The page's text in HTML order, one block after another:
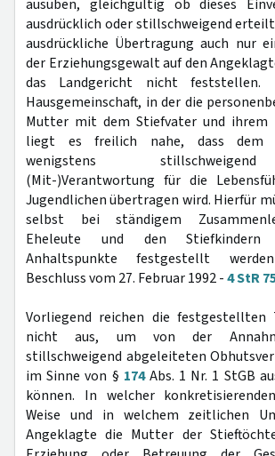
ausüben, gleichgültig ob dieses
ausdrücklich oder stillschweigend
ausdrückliche Übertragung auch nur
der Erziehungsgewalt auf den
das Landgericht nicht feststellen.
Hausgemeinschaft, in der die
Mutter mit dem Stiefvater und ihrem
liegt es freilich nahe, dass dem
wenigstens
(Mit-)Verantwortung für die
Jugendlichen übertragen wird. Hierfür
selbst bei ständigem
Eheleute und den Stiefkindern
Anhaltspunkte festgestellt
Beschluss vom 27. Februar 1992 -4 StR
Vorliegend reichen die festgestellten
nicht aus, um von der
stillschweigend abgeleiteten
im Sinne von § 174Abs. 1 Nr. 1 StGB
können. In welcher
Weise und in welchem zeitlichen
Angeklagte die Mutter der